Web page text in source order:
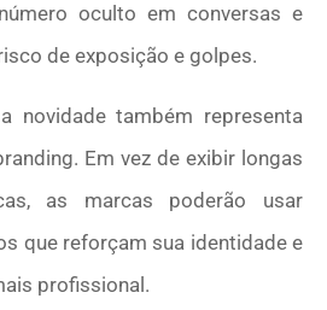
oculto em conversas e
de exposição e golpes.
novidade também representa
Em vez de exibir longas
as marcas poderão usar
que reforçam sua identidade e
profissional.